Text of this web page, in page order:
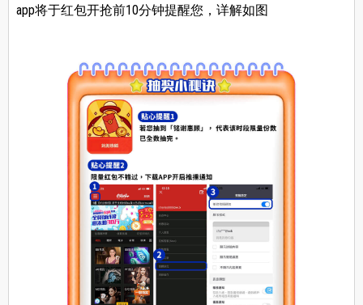
app将于红包开抢前10分钟提醒您，详解如图